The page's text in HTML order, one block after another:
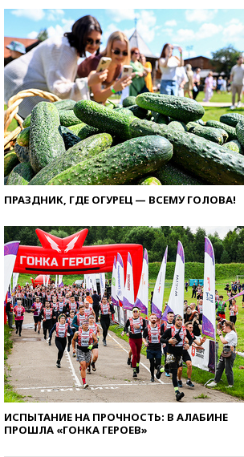
ПРАЗДНИК, ГДЕ ОГУРЕЦ — ВСЕМУ ГОЛОВА!
ИСПЫТАНИЕ НА ПРОЧНОСТЬ: В АЛАБИНЕ
ПРОШЛА «ГОНКА ГЕРОЕВ»